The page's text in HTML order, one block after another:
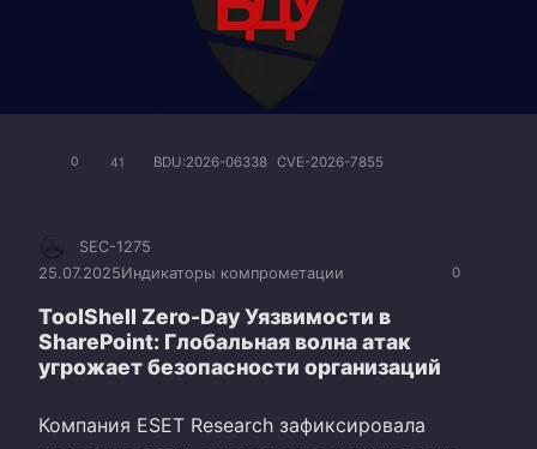
0 41 BDU:2026-06338 CVE-2026-7855
0
SEC-1275
25.07.2025Индикаторы компрометации
ToolShell Zero-Day Уязвимости в
SharePoint: Глобальная волна атак
угрожает безопасности организаций
Компания ESET Research зафиксировала